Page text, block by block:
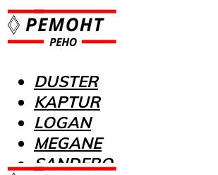
DUSTER
KAPTUR
LOGAN
MEGANE
SANDERO